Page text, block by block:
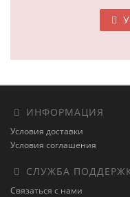
ИНФОРМАЦИЯ
Условия доставки
Условия соглашения
СЛУЖБА
Связаться с нами